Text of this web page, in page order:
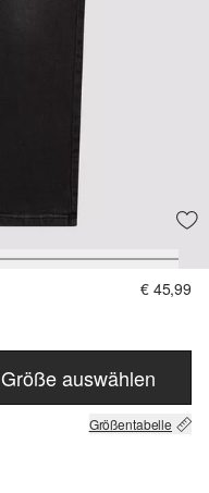
€ 45,99
Größe auswählen
Größentabelle